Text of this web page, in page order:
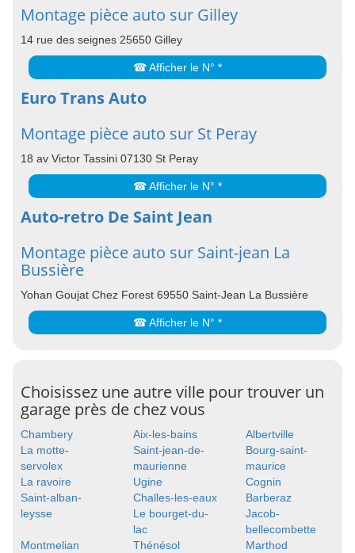
Montage pièce auto sur Gilley
14 rue des seignes 25650 Gilley
☎ Afficher le N° *
Euro Trans Auto
Montage pièce auto sur St Peray
18 av Victor Tassini 07130 St Peray
☎ Afficher le N° *
Auto-retro De Saint Jean
Montage pièce auto sur Saint-jean La
Bussière
Yohan Goujat Chez Forest 69550 Saint-Jean La Bussière
☎ Afficher le N° *
Choisissez une autre ville pour trouver un
garage près de chez vous
Chambery Aix-les-bains
Albertville
La motte-
servolex
Saint-jean-de-
maurienne
Bourg-saint-
maurice
La ravoire
Ugine
Cognin
Saint-alban-
leysse
Challes-les-eaux
Barberaz
Le bourget-du-
lac
Jacob-
bellecombette
Montmelian
Thénésol
Marthod